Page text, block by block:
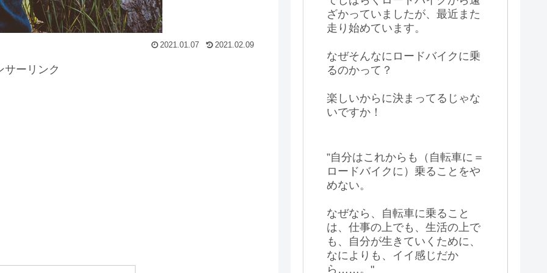
2021.01.07 2021.02.09
サーリンク
ざかっていましたが、最近また
走り始めています。
なぜそんなにロードバイクに乗
るのかって？
楽しいからに決まってるじゃな
いですか！
”自分はこれからも（自転車に＝
ロードバイクに）乗ることをや
めない。
なぜなら、自転車に乗ること
は、仕事の上でも、生活の上で
も、自分が生きていくために、
なによりも、イイ感じだか
ら……。"